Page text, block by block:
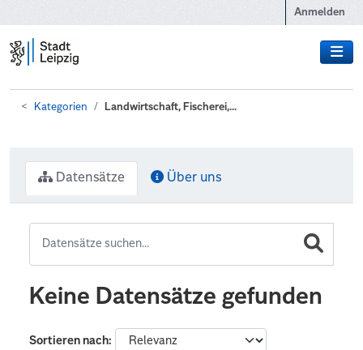
Anmelden
Kategorien Landwirtschaft, Fischerei,...
Datensätze Über uns
Keine Datensätze gefunden
Sortieren nach